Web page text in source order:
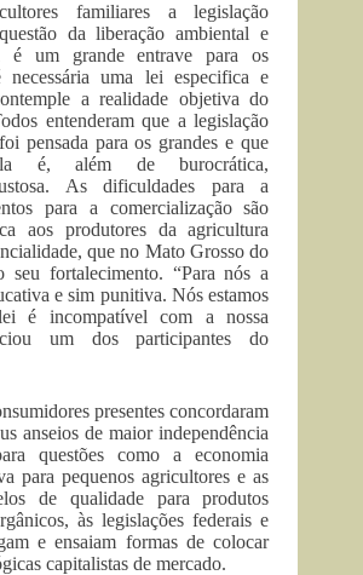
familiares a legislação
da liberação ambiental e
é um grande entrave para os
uma lei especifica e
a realidade objetiva do
entenderam que a legislação
pensada para os grandes e que
é, além de burocrática,
As dificuldades para a
para a comercialização são
aos produtores da agricultura
que no Mato Grosso do
seu fortalecimento. “Para nós a
e sim punitiva. Nós estamos
é incompatível com a nossa
um dos participantes do
presentes concordaram
anseios de maior independência
questões como a economia
para pequenos agricultores e as
de qualidade para produtos
às legislações federais e
e ensaiam formas de colocar
capitalistas de mercado.